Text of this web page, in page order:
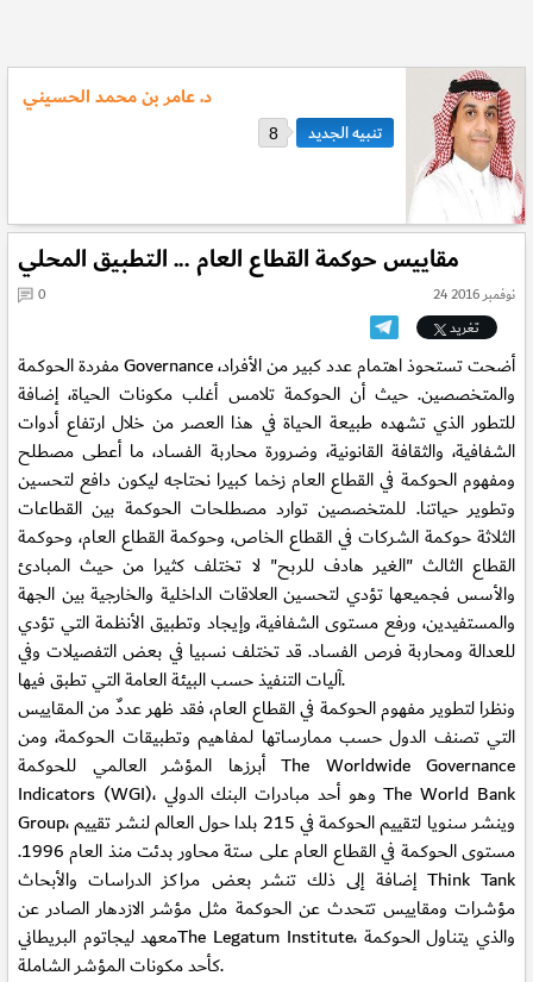
د. عامر بن محمد الحسيني
8
مقاييس حوكمة القطاع العام ... التطبيق المحلي
24 نوفمبر 2016
0
تغريد
مفردة الحوكمة Governance أضحت تستحوذ اهتمام عدد كبير من الأفراد،
والمتخصصين. حيث أن الحوكمة تلامس أغلب مكونات الحياة، إضافة
للتطور الذي تشهده طبيعة الحياة في هذا العصر من خلال ارتفاع أدوات
الشفافية، والثقافة القانونية، وضرورة محاربة الفساد، ما أعطى مصطلح
ومفهوم الحوكمة في القطاع العام زخما كبيرا نحتاجه ليكون دافع لتحسين
وتطوير حياتنا. للمتخصصين توارد مصطلحات الحوكمة بين القطاعات
الثلاثة حوكمة الشركات في القطاع الخاص، وحوكمة القطاع العام، وحوكمة
القطاع الثالث "الغير هادف للربح" لا تختلف كثيرا من حيث المبادئ
والأسس فجميعها تؤدي لتحسين العلاقات الداخلية والخارجية بين الجهة
والمستفيدين، ورفع مستوى الشفافية، وإيجاد وتطبيق الأنظمة التي تؤدي
للعدالة ومحاربة فرص الفساد. قد تختلف نسبيا في بعض التفصيلات وفي
آليات التنفيذ حسب البيئة العامة التي تطبق فيها.
ونظرا لتطوير مفهوم الحوكمة في القطاع العام، فقد ظهر عددٌ من المقاييس
التي تصنف الدول حسب ممارساتها لمفاهيم وتطبيقات الحوكمة، ومن
أبرزها المؤشر العالمي للحوكمة The Worldwide Governance
Indicators (WGI)، وهو أحد مبادرات البنك الدولي The World Bank
Group، وينشر سنويا لتقييم الحوكمة في 215 بلدا حول العالم لنشر تقييم
مستوى الحوكمة في القطاع العام على ستة محاور بدئت منذ العام 1996.
إضافة إلى ذلك تنشر بعض مراكز الدراسات والأبحاث Think Tank
مؤشرات ومقاييس تتحدث عن الحوكمة مثل مؤشر الازدهار الصادر عن
معهد ليجاتوم البريطانيThe Legatum Institute، والذي يتناول الحوكمة
كأحد مكونات المؤشر الشاملة.